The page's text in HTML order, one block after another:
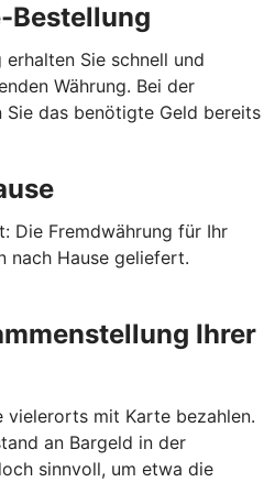
Bestellung
Sie schnell und
Währung. Bei der
Sie das benötigte Geld bereits
Die Fremdwährung für Ihr
nach Hause geliefert.
Ihrer
vielerorts mit Karte bezahlen.
an Bargeld in der
sinnvoll, um etwa die